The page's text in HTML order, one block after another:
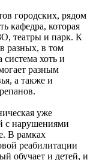
городских, рядом
кафедра, которая
театры и парк. К
разных, в том
хоть и
разным
а также и
уже
с нарушениями
В рамках
реабилитации
обучает и детей, и